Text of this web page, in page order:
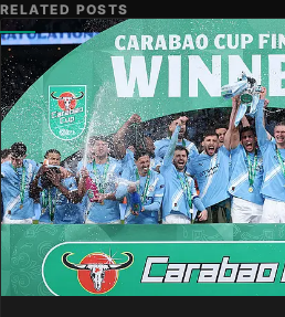
RELATED POSTS